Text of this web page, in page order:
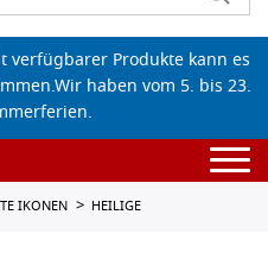
verfügbarer Produkte kann es
haben vom 5. bis 23.
IKONEN HEILIGE